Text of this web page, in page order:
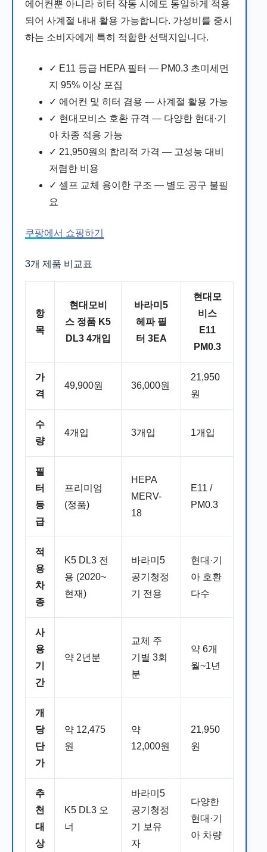
에어컨뿐 아니라 히터 작동 시에도 동일하게 적용
되어 사계절 내내 활용 가능합니다. 가성비를 중시
하는 소비자에게 특히 적합한 선택지입니다.
✓ E11 등급 HEPA 필터 — PM0.3 초미세먼
지 95% 이상 포집
✓ 에어컨 및 히터 겸용 — 사계절 활용 가능
✓ 현대모비스 호환 규격 — 다양한 현대·기
아 차종 적용 가능
✓ 21,950원의 합리적 가격 — 고성능 대비
저렴한 비용
✓ 셀프 교체 용이한 구조 — 별도 공구 불필
요
쿠팡에서 쇼핑하기
3개 제품 비교표
항
목
현대모비
스 정품 K5
DL3 4개입
바라미5
헤파 필
터 3EA
현대모
비스
E11
PM0.3
가
격
49,900원 36,000원
21,950
원
수
량
4개입 3개입 1개입
필
터
등
급
프리미엄
(정품)
HEPA
MERV-
18
E11 /
PM0.3
적
용
차
종
K5 DL3 전
용 (2020~
현재)
바라미5
공기청정
기 전용
현대·기
아 호환
다수
사
용
기
간
약 2년분
교체 주
기별 3회
분
약 6개
월~1년
개
당
단
가
약 12,475
원
약
12,000원
21,950
원
추
천
대
상
K5 DL3 오
너
바라미5
공기청정
기 보유
자
다양한
현대·기
아 차량